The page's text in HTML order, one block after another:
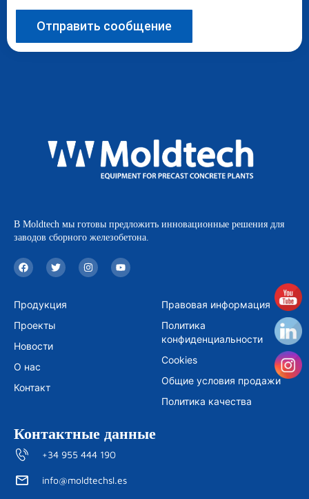
Отправить сообщение
В Moldtech мы готовы предложить инновационные решения для
заводов сборного железобетона.
F
a
c
b
o
k
T
w
i
t
e
I
n
s
Y
o
u
Продукция
Проекты
Новости
О нас
Контакт
Правовая информация
Политика
конфиденциальности
Cookies
Общие условия продажи
Политика качества
Контактные данные
+34 955 444 190
info@moldtechsl.es